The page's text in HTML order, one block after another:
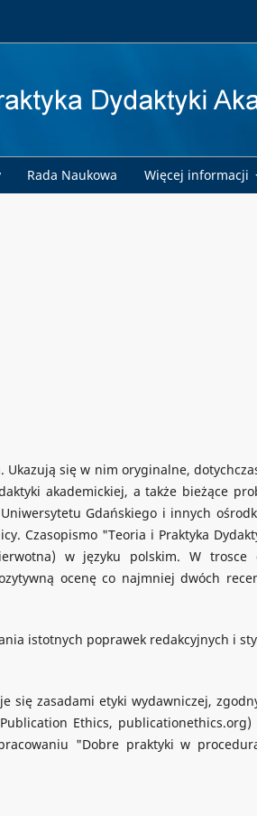
Rada Naukowa Więcej informacji
Ukazują się w nim oryginalne,
akademickiej, a także bieżące
Gdańskiego i innych
Czasopismo "Teoria i Praktyka
w języku polskim. W trosce
ocenę co najmniej dwóch
istotnych poprawek redakcyjnych i
się zasadami etyki wydawniczej,
Ethics, publicationethics.org)
"Dobre praktyki w